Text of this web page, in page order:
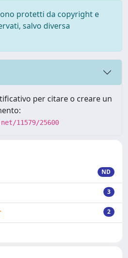
protetti da copyright e
salvo diversa
per citare o creare un
11579/25600
ND
3
2